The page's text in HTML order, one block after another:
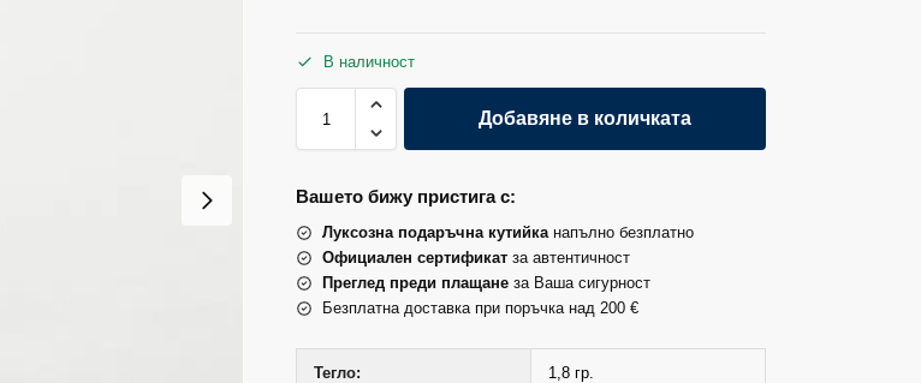
В наличност
Добавяне в количката
Вашето бижу пристига с:
Луксозна подаръчна кутийка напълно безплатно
Официален сертификат за автентичност
Преглед преди плащане за Ваша сигурност
Безплатна доставка при поръчка над 200 €
Тегло: 1,8 гр.